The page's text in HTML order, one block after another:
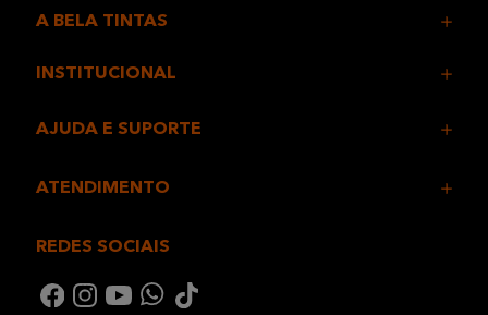
A BELA TINTAS
INSTITUCIONAL
AJUDA E SUPORTE
ATENDIMENTO
REDES SOCIAIS